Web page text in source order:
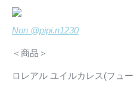
Non @pipi.n1230
＜商品＞
ロレアル ユイルカレス(フュ